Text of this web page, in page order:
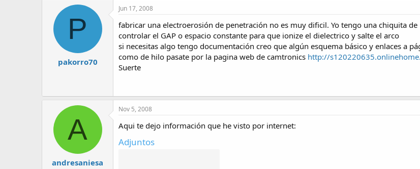
P
pakorro70
Jun 17, 2008
fabricar una electroerosión de penetración no es muy dificil. Yo tengo una chiquita
controlar el GAP o espacio constante para que ionize el dielectrico y salte el arco
si necesitas algo tengo documentación creo que algún esquema básico y enlaces a
como de hilo pasate por la pagina web de camtronics http://
Suerte
A
andresaniesa
Nov 5, 2008
Aqui te dejo información que he visto por internet:
Adjuntos